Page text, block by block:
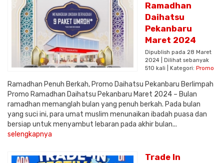
Ramadhan
Daihatsu
Pekanbaru
Maret 2024
Dipublish pada 28 Maret
2024 | Dilihat sebanyak
510 kali | Kategori: Promo
Ramadhan Penuh Berkah, Promo Daihatsu Pekanbaru Berlimpah
Promo Ramadhan Daihatsu Pekanbaru Maret 2024 – Bulan
ramadhan memanglah bulan yang penuh berkah. Pada bulan
yang suci ini, para umat muslim menunaikan ibadah puasa dan
bersiap untuk menyambut lebaran pada akhir bulan...
selengkapnya
Trade In